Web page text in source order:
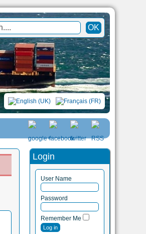
Login
User Name
Password
Remember Me